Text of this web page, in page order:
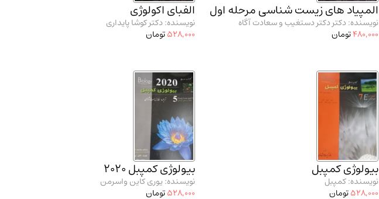
المپیاد های زیست شناسی مرحله اول
نویسنده: دکتر دکتر دستغیب و سعادت آگاه
480,000تومان
الفبای اکولوژی
نویسنده: دکتر کوشا پایداری
528,000تومان
بیولوژی کمپبل
نویسنده: کمپبل
528,000تومان
بیولوژی کمپبل 2020
نویسنده: یوری کاین واسرمن
528,000تومان